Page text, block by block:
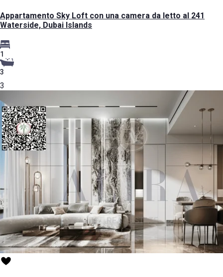
Appartamento Sky Loft con una camera da letto al 241
Waterside, Dubai Islands
1
3
3